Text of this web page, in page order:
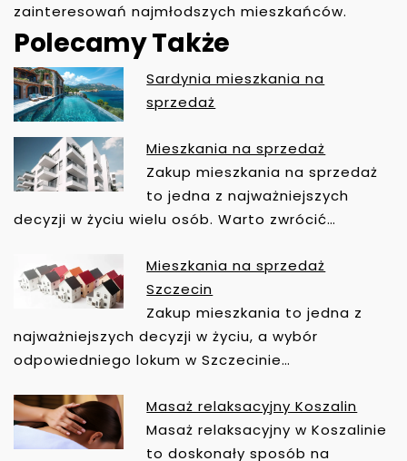
zainteresowań najmłodszych mieszkańców.
Polecamy Także
Sardynia mieszkania na
sprzedaż
Mieszkania na sprzedaż
Zakup mieszkania na sprzedaż
to jedna z najważniejszych
decyzji w życiu wielu osób. Warto zwrócić…
Mieszkania na sprzedaż
Szczecin
Zakup mieszkania to jedna z
najważniejszych decyzji w życiu, a wybór
odpowiedniego lokum w Szczecinie…
Masaż relaksacyjny Koszalin
Masaż relaksacyjny w Koszalinie
to doskonały sposób na
N
A
W
I
G
A
A
W
I
S
U